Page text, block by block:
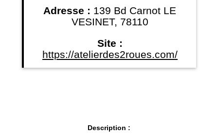
Adresse : 139 Bd Carnot LE
VESINET, 78110
Site :
https://atelierdes2roues.com/
Description :